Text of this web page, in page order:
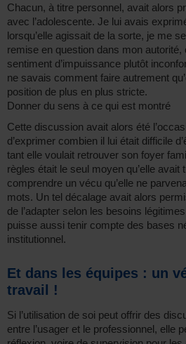
Chacun, à titre personnel, avait alors
avec l’adolescente. Je lui avais
lorsqu’elle agissait de la sorte, je me
remise en question dans mon autorité,
sentiment d’impuissance plutôt
ne savais comment faire autrement
position de plus en plus stricte.
Donner du sens à ce qui est montré
Cette discussion avait alors été
d’exprimer combien il lui était difficile
tant elle voulait retrouver son foyer
règles était le seul moyen qu’elle avait
comprendre un vécu qu’elle ne
mots. Un tel décalage avait alors
de l’adapter selon les besoins
puisse aussi tenir compte des bases
institutionnel.
Et dans les équipes : un
travail !
Si l’utilisation de soi peut offrir des
entre l’usager et le professionnel, elle